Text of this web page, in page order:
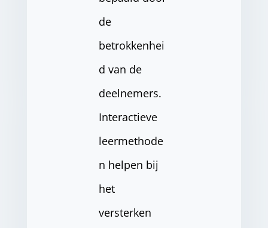
de
betrokkenhei
d van de
deelnemers.
Interactieve
leermethode
n helpen bij
het
versterken